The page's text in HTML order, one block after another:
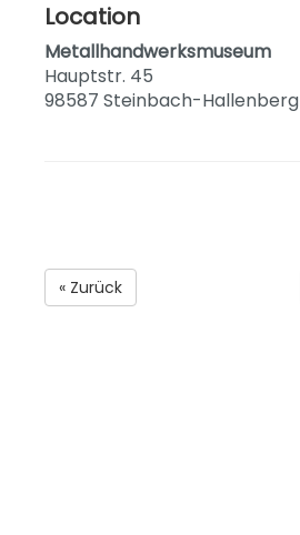
Location
Metallhandwerksmuseum
Hauptstr. 45
98587 Steinbach-Hallenberg
« Zurück